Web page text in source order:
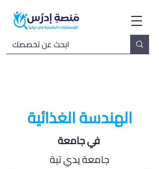
الهندسة الغذائية
في جامعة
جامعة يدي تبة